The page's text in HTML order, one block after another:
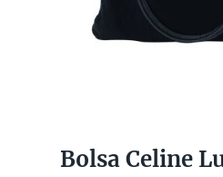
Bolsa Celine